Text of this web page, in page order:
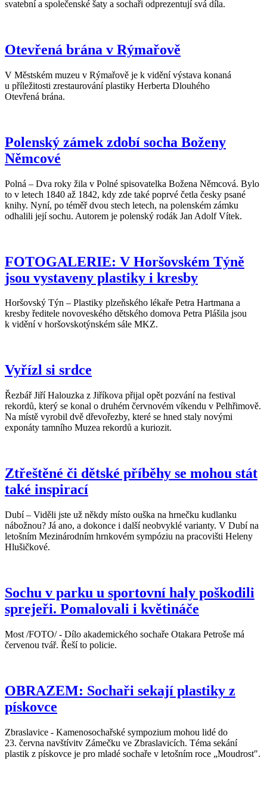
svatební a společenské šaty a sochaři odprezentují svá díla.
Otevřená brána v Rýmařově
V Městském muzeu v Rýmařově je k vidění výstava konaná
u příležitosti zrestaurování plastiky Herberta Dlouhého
Otevřená brána.
Polenský zámek zdobí socha Boženy
Němcové
Polná – Dva roky žila v Polné spisovatelka Božena Němcová. Bylo
to v letech 1840 až 1842, kdy zde také poprvé četla česky psané
knihy. Nyní, po téměř dvou stech letech, na polenském zámku
odhalili její sochu. Autorem je polenský rodák Jan Adolf Vítek.
FOTOGALERIE: V Horšovském Týně
jsou vystaveny plastiky i kresby
Horšovský Týn – Plastiky plzeňského lékaře Petra Hartmana a
kresby ředitele novoveského dětského domova Petra Plášila jsou
k vidění v horšovskotýnském sále MKZ.
Vyřízl si srdce
Řezbář Jiří Halouzka z Jiříkova přijal opět pozvání na festival
rekordů, který se konal o druhém červnovém víkendu v Pelhřimově.
Na místě vyrobil dvě dřevořezby, které se hned staly novými
exponáty tamního Muzea rekordů a kuriozit.
Ztřeštěné či dětské příběhy se mohou stát
také inspirací
Dubí – Viděli jste už někdy místo ouška na hrnečku kudlanku
nábožnou? Já ano, a dokonce i další neobvyklé varianty. V Dubí na
letošním Mezinárodním hrnkovém sympóziu na pracovišti Heleny
Hlušičkové.
Sochu v parku u sportovní haly poškodili
sprejeři. Pomalovali i květináče
Most /FOTO/ - Dílo akademického sochaře Otakara Petroše má
červenou tvář. Řeší to policie.
OBRAZEM: Sochaři sekají plastiky z
pískovce
Zbraslavice - Kamenosochařské sympozium mohou lidé do
23. června navštívitv Zámečku ve Zbraslavicích. Téma sekání
plastik z pískovce je pro mladé sochaře v letošním roce „Moudrost".